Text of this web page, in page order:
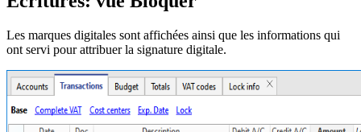
Les marques digitales sont affichées ainsi que les informations qui
ont servi pour attribuer la signature digitale.